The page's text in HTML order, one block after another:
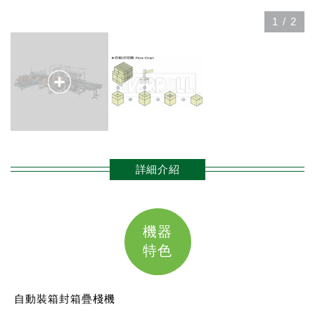
1 / 2
詳細介紹
機器
特色
自動裝箱封箱疊棧機